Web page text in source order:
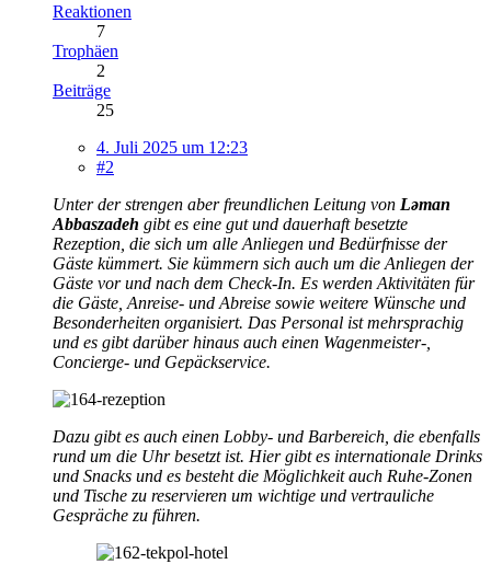
Reaktionen
7
Trophäen
2
Beiträge
25
4. Juli 2025 um 12:23
#2
Unter der strengen aber freundlichen Leitung von Ləman
Abbaszadeh gibt es eine gut und dauerhaft besetzte
Rezeption, die sich um alle Anliegen und Bedürfnisse der
Gäste kümmert. Sie kümmern sich auch um die Anliegen der
Gäste vor und nach dem Check-In. Es werden Aktivitäten für
die Gäste, Anreise- und Abreise sowie weitere Wünsche und
Besonderheiten organisiert. Das Personal ist mehrsprachig
und es gibt darüber hinaus auch einen Wagenmeister-,
Concierge- und Gepäckservice.
Dazu gibt es auch einen Lobby- und Barbereich, die ebenfalls
rund um die Uhr besetzt ist. Hier gibt es internationale Drinks
und Snacks und es besteht die Möglichkeit auch Ruhe-Zonen
und Tische zu reservieren um wichtige und vertrauliche
Gespräche zu führen.